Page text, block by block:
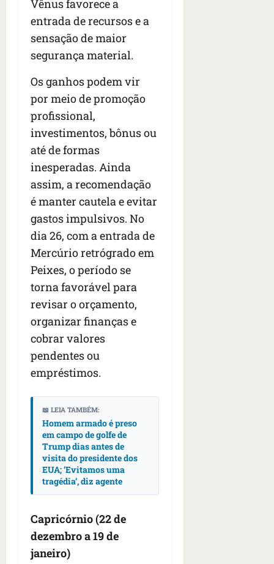
Vênus favorece a
entrada de recursos e a
sensação de maior
segurança material.
Os ganhos podem vir
por meio de promoção
profissional,
investimentos, bônus ou
até de formas
inesperadas. Ainda
assim, a recomendação
é manter cautela e evitar
gastos impulsivos. No
dia 26, com a entrada de
Mercúrio retrógrado em
Peixes, o período se
torna favorável para
revisar o orçamento,
organizar finanças e
cobrar valores
pendentes ou
empréstimos.
📖 LEIA TAMBÉM:
Homem armado é preso
em campo de golfe de
Trump dias antes de
visita do presidente dos
EUA; ‘Evitamos uma
tragédia’, diz agente
Capricórnio (22 de
dezembro a 19 de
janeiro)